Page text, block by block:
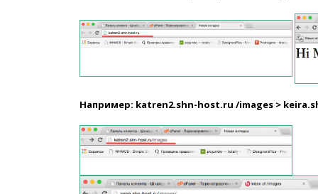
Например: katren2.shn-host.ru /images >